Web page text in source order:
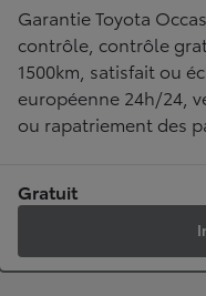
Garantie Toyota
contrôle, contrôle
1500km, satisfait ou
européenne 24h/24,
ou rapatriement des
Gratuit